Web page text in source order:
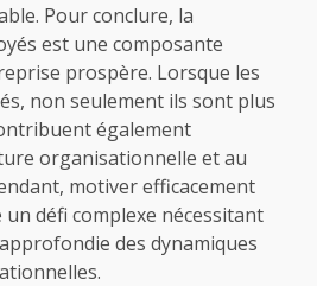
Pour conclure, la
est une composante
prospère. Lorsque les
non seulement ils sont plus
également
organisationnelle et au
motiver efficacement
défi complexe nécessitant
des dynamiques